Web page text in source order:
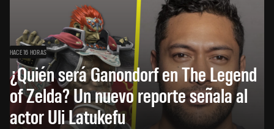
HACE 16 HORAS
¿Quién será Ganondorf en The Legend
of Zelda? Un nuevo reporte señala al
actor Uli Latukefu